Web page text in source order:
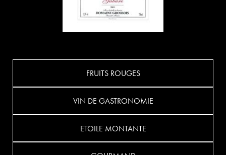
FRUITS ROUGES
VIN DE GASTRONOMIE
ETOILE MONTANTE